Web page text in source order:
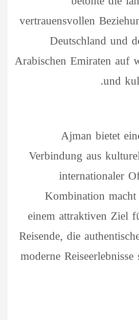
vertrauensvollen
Deutschland und
Arabischen Emiraten auf
und
„Ajman bietet
Verbindung aus
internationaler
Kombination
einem attraktiven Ziel
Reisende, die
moderne Reiseerlebnisse